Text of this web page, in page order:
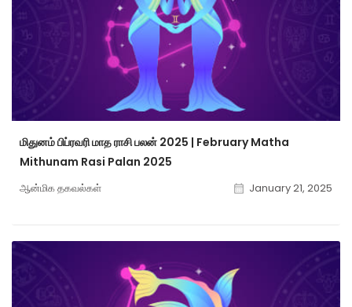
மிதுனம் பிப்ரவரி மாத ராசி பலன் 2025 | February Matha
Mithunam Rasi Palan 2025
ஆன்மிக தகவல்கள் January 21, 2025